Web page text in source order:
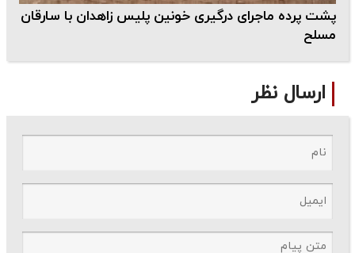
پشت پرده ماجرای درگیری خونین پلیس زاهدان با سارقان
مسلح
ارسال نظر